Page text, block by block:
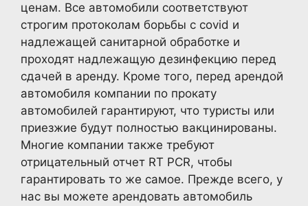
ценам. Все автомобили соответствуют
строгим протоколам борьбы с covid и
надлежащей санитарной обработке и
проходят надлежащую дезинфекцию перед
сдачей в аренду. Кроме того, перед арендой
автомобиля компании по прокату
автомобилей гарантируют, что туристы или
приезжие будут полностью вакцинированы.
Многие компании также требуют
отрицательный отчет RT PCR, чтобы
гарантировать то же самое. Прежде всего, у
нас вы можете арендовать автомобиль